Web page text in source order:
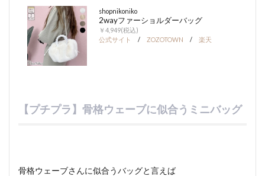
shopnikoniko
2wayファーショルダーバッグ
￥4,949(税込)
公式サイト
/ ZOZOTOWN / 楽天
【プチプラ】骨格ウェーブに似合うミニバッグ
骨格ウェーブさんに似合うバッグと言えば